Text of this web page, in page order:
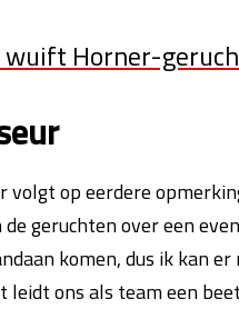
Horner-
volgt op eerdere
geruchten over een
komen, dus ik kan er
leidt ons als team een